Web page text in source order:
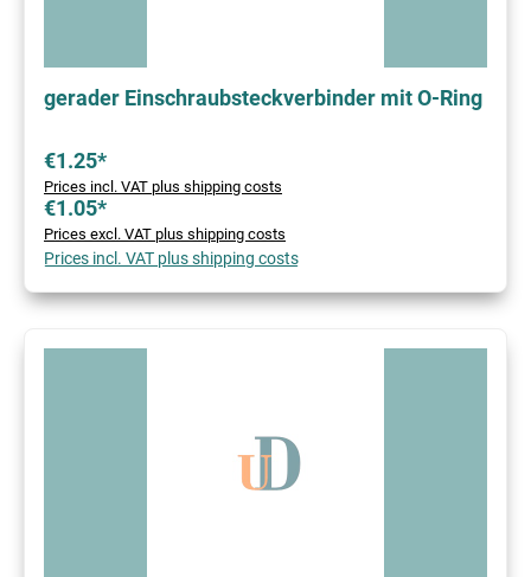
gerader Einschraubsteckverbinder mit O-Ring
€1.25*
Prices incl. VAT plus shipping costs
€1.05*
Prices excl. VAT plus shipping costs
Prices incl. VAT plus shipping costs